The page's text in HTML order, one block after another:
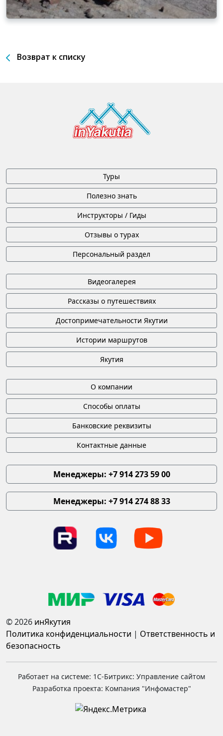
Возврат к списку
Туры
Полезно знать
Инструкторы / Гиды
Отзывы о турах
Персональный раздел
Видеогалерея
Рассказы о путешествиях
Достопримечательности Якутии
Истории маршрутов
Якутия
О компании
Способы оплаты
Банковские реквизиты
Контактные данные
Менеджеры: +7 914 273 59 00
Менеджеры: +7 914 274 88 33
© 2026 инЯкутия
Политика конфиденциальности | Ответственность и
безопасность
Работает на системе: 1С-Битрикс: Управление сайтом
Разработка проекта: Компания "Инфомастер"